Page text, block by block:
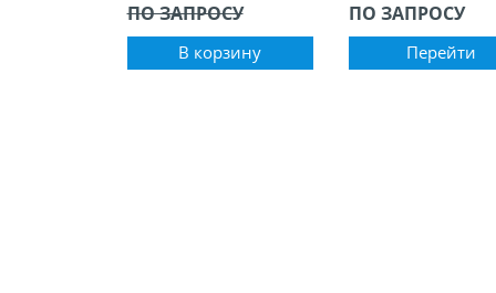
ПО ЗАПРОСУ
В корзину
ПО ЗАПРОСУ
Перейти